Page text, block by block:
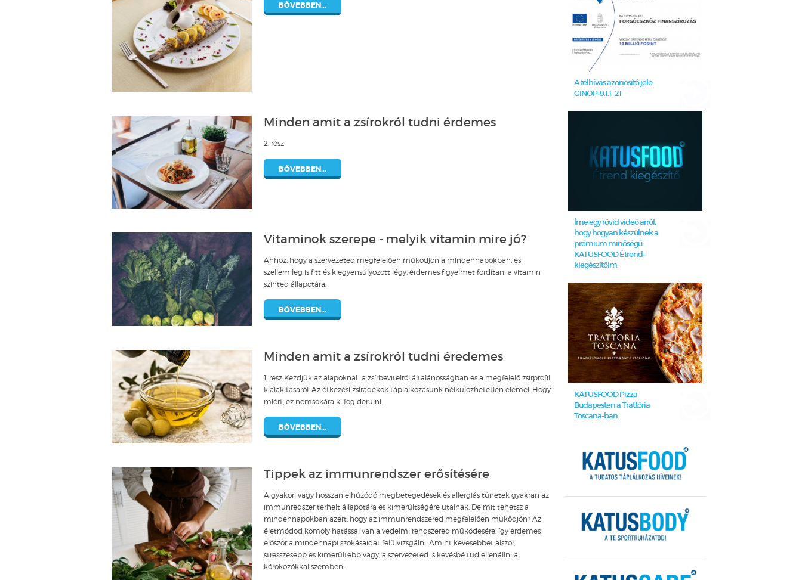
BŐVEBBEN...
Minden amit a zsírokról tudni érdemes
2. rész
BŐVEBBEN...
Vitaminok szerepe - melyik vitamin mire jó?
Ahhoz, hogy a szervezeted megfelelően működjön a mindennapokban, és
szellemileg is fitt és kiegyensúlyozott légy, érdemes figyelmet fordítani a vitamin
szinted állapotára.
BŐVEBBEN...
Minden amit a zsírokról tudni éredemes
1. rész Kezdjük az alapoknál…a zsírbevitelről általánosságban és a megfelelő zsírprofil
kialakításáról. Az étkezési zsiradékok táplálkozásunk nélkülözhetetlen elemei. Hogy
miért, ez nemsokára ki fog derülni.
BŐVEBBEN...
Tippek az immunrendszer erősítésére
A gyakori vagy hosszan elhúzódó megbetegedések és allergiás tünetek gyakran az
immunredszer terhelt állapotára és kimerültségére utalnak. De mit tehetsz a
mindennapokban azért, hogy az immunrendszered megfelelően működjön? Az
életmódod komoly hatással van a védelmi rendszered működésére, így érdemes
először a mindennapi szokásaidat felülvizsgálni. Amint kevesebbet alszol,
stresszesebb és kimerültebb vagy, a szervezeted is kevésbé tud ellenállni a
kórokozókkal szemben.
A felhívás azonosító jele:
GINOP-9.1.1.-21
Íme egy rövid videó arról,
hogy hogyan készülnek a
prémium minőségű
KATUSFOOD Étrend-
kiegészítőim.
KATUSFOOD Pizza
Budapesten a Trattória
Toscana-ban